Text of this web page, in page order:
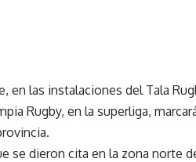
en las instalaciones del Tala
Rugby, en la superliga,
se dieron cita en la zona norte